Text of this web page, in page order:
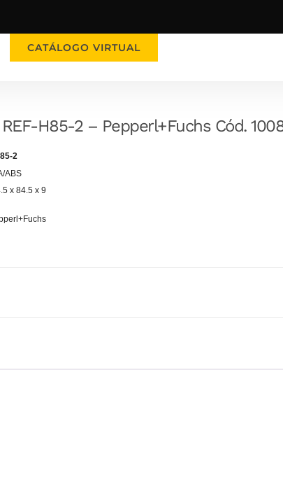
CATÁLOGO VIRTUAL
H85-2 – Pepperl+Fuchs Cód.
2
ABS
x 84.5 x 9